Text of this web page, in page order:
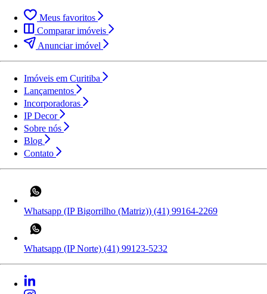
Meus favoritos
Comparar imóveis
Anunciar imóvel
Imóveis em Curitiba
Lançamentos
Incorporadoras
IP Decor
Sobre nós
Blog
Contato
Whatsapp (IP Bigorrilho (Matriz)) (41) 99164-2269
Whatsapp (IP Norte) (41) 99123-5232